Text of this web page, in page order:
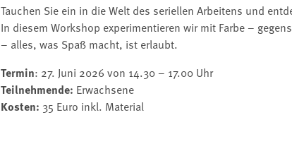
Tauchen Sie ein in die Welt des seriellen Arbeitens und
In diesem Workshop experimentieren wir mit Farbe –
– alles, was Spaß macht, ist erlaubt.
Termin: 27. Juni 2026 von 14.30 – 17.00 Uhr
Teilnehmende: Erwachsene
Kosten: 35 Euro inkl. Material